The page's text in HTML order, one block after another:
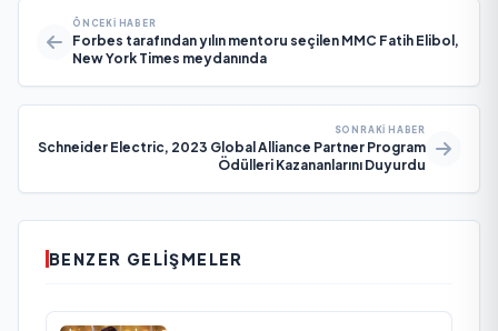
ÖNCEKI HABER
Forbes tarafından yılın mentoru seçilen MMC Fatih Elibol,
New York Times meydanında
SONRAKI HABER
Schneider Electric, 2023 Global Alliance Partner Program
Ödülleri Kazananlarını Duyurdu
BENZER GELIŞMELER